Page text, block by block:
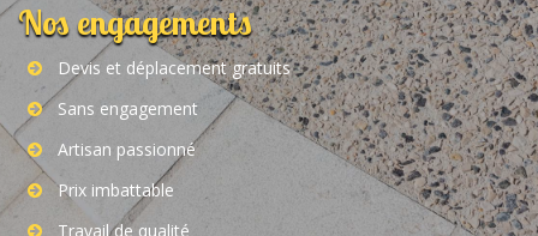
Nos engagements
Devis et déplacement gratuits
Sans engagement
Artisan passionné
Prix imbattable
Travail de qualité